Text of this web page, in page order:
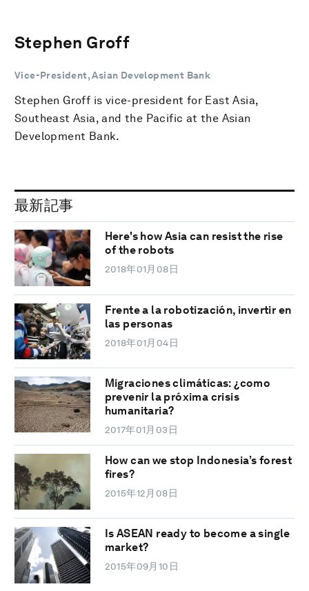
Stephen Groff
Vice-President, Asian Development Bank
Stephen Groff is vice-president for East Asia,
Southeast Asia, and the Pacific at the Asian
Development Bank.
最新記事
Here's how Asia can resist the rise
of the robots
2018年01月08日
Frente a la robotización, invertir en
las personas
2018年01月04日
Migraciones climáticas: ¿como
prevenir la próxima crisis
humanitaria?
2017年01月03日
How can we stop Indonesia’s forest
fires?
2015年12月08日
Is ASEAN ready to become a single
market?
2015年09月10日